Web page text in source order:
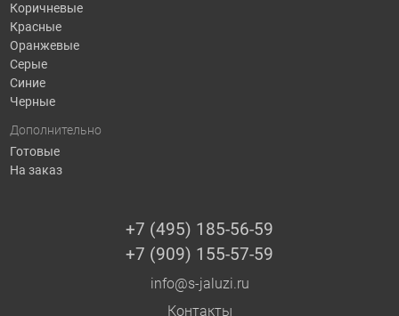
Коричневые
Красные
Оранжевые
Серые
Синие
Черные
Дополнительно
Готовые
На заказ
+7 (495) 185-56-59
+7 (909) 155-57-59
info@s-jaluzi.ru
Контакты